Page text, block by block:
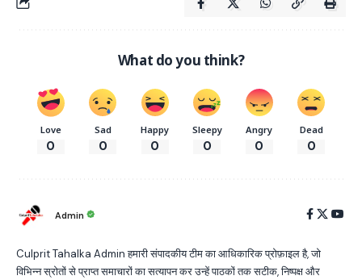
What do you think?
Love
0
Sad
0
Happy
0
Sleepy
0
Angry
0
Dead
0
Admin
Culprit Tahalka Admin हमारी संपादकीय टीम का आधिकारिक प्रोफ़ाइल है, जो
विभिन्न स्रोतों से प्राप्त समाचारों का सत्यापन कर उन्हें पाठकों तक सटीक, निष्पक्ष और